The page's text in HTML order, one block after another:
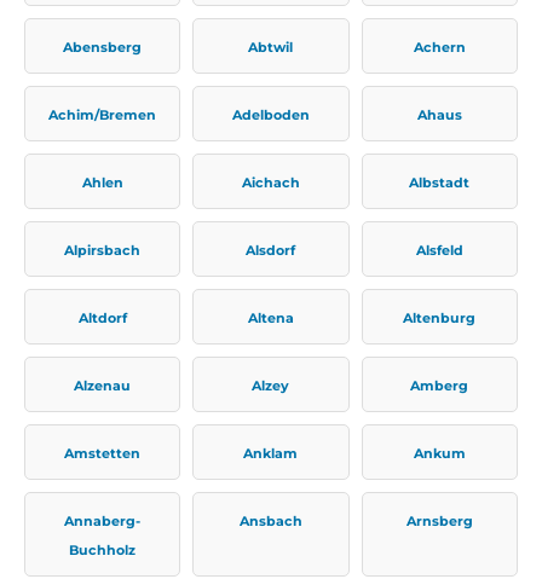
Abensberg Abtwil Achern
Achim/Bremen Adelboden Ahaus
Ahlen Aichach Albstadt
Alpirsbach Alsdorf Alsfeld
Altdorf Altena Altenburg
Alzenau Alzey Amberg
Amstetten Anklam Ankum
Annaberg-
Buchholz
Ansbach Arnsberg